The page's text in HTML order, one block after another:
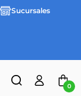
Sucursales
0